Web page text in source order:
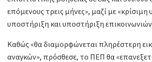
επόμενους τρεις μήνες», μαζί με «κρίσιμη
υποστήριξη και υποστήριξη
Καθώς «θα διαμορφώνεται πληρέστερη
αναγκών», πρόσθεσε, το ΠΕΠ θα